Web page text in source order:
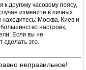
другому часовому поясу,
измените в личных
находитесь: Москва, Киев и
настроек,
Если вы не
сделать это.
неправильное!